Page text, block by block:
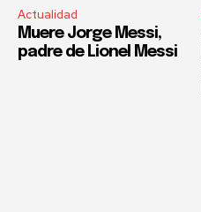
Actualidad
Muere Jorge Messi,
padre de Lionel Messi